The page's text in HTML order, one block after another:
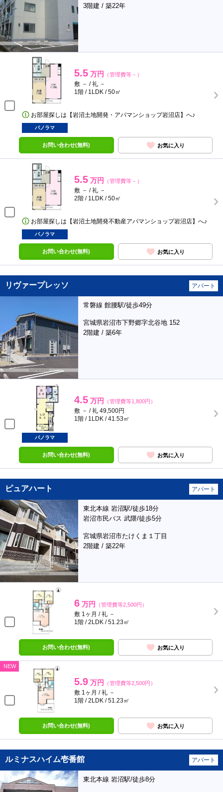
3階建 / 築22年
5.5 万円 （管理費等－）
敷 － / 礼 －
1階 / 1LDK / 50㎡
お部屋探しは【岩沼土地開発・アパマンショップ岩沼店】へ♪
パノラマ
お問い合わせ(無料) お気に入り
5.5 万円 （管理費等－）
敷 － / 礼 －
2階 / 1LDK / 50㎡
お部屋探しは【岩沼土地開発不動産アパマンショップ岩沼店】へ♪
パノラマ
お問い合わせ(無料) お気に入り
リヴァープレッソ アパート
常磐線 館腰駅/徒歩49分
宮城県岩沼市下野郷字北谷地 152
2階建 / 築6年
4.5 万円 （管理費等1,800円）
敷 － / 礼 49,500円
1階 / 1LDK / 41.53㎡
パノラマ
お問い合わせ(無料) お気に入り
ピュアハート アパート
東北本線 岩沼駅/徒歩18分
岩沼市民バス 武隈/徒歩5分
宮城県岩沼市たけくま１丁目
2階建 / 築22年
6 万円 （管理費等2,500円）
敷 1ヶ月 / 礼 －
1階 / 2LDK / 51.23㎡
お問い合わせ(無料) お気に入り
NEW
5.9 万円 （管理費等2,500円）
敷 1ヶ月 / 礼 －
1階 / 2LDK / 51.23㎡
お問い合わせ(無料) お気に入り
ルミナスハイム壱番館 アパート
東北本線 岩沼駅/徒歩8分